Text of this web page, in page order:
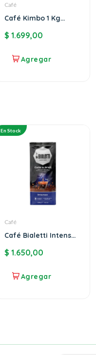
Café
Café Kimbo 1 Kg
$ 1.699,00
En Stock
Café
Café Bialetti Intenso
$ 1.650,00